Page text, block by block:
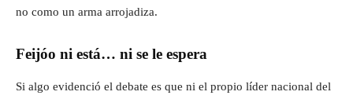
no como un arma arrojadiza.
Feijóo ni está… ni se le espera
Si algo evidenció el debate es que ni el propio líder nacional del